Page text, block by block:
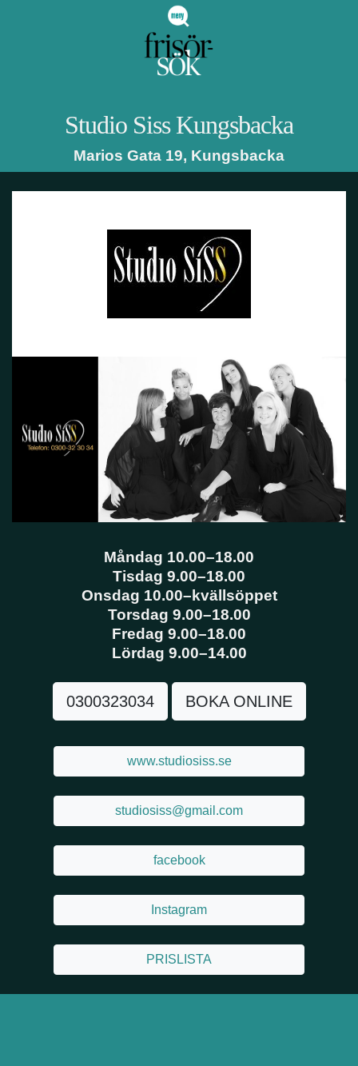
Studio SissKungsbacka
Marios Gata 19, Kungsbacka
Måndag 10.00–18.00
Tisdag 9.00–18.00
Onsdag 10.00–kvällsöppet
Torsdag 9.00–18.00
Fredag 9.00–18.00
Lördag 9.00–14.00
0300323034 BOKA ONLINE
www.studiosiss.se
studiosiss@gmail.com
facebook
Instagram
PRISLISTA